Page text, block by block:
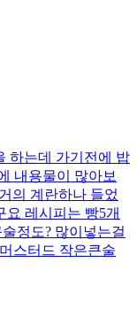
하는데 가기전에 밥
내용물이 많아보
의 계란하나 들었
레시피는 빵5개
정도? 많이넣는걸
스터드 작은큰술